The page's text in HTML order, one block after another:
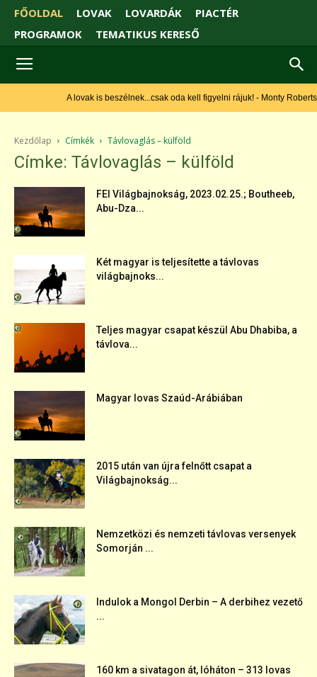
FŐOLDAL LOVAK LOVARDÁK
PIACTÉR
PROGRAMOK
TEMATIKUS KERESŐ
A lovak is beszélnek...csak oda kell figyelni rájuk! - Monty Roberts
Kezdőlap Címkék Távlovaglás – külföld
Címke: Távlovaglás – külföld
FEI Világbajnokság, 2023.02.25.; Boutheeb,
Abu-Dza...
Két magyar is teljesítette a távlovas
világbajnoks...
Teljes magyar csapat készül Abu Dhabiba, a
távlova...
Magyar lovas Szaúd-Arábiában
2015 után van újra felnőtt csapat a
Világbajnokság...
Nemzetközi és nemzeti távlovas versenyek
Somorján ...
Indulok a Mongol Derbin – A derbihez vezető
...
160 km a sivatagon át, lóháton – 313 lovas